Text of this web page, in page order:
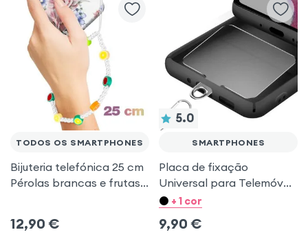
TODOS OS SMARTPHONES
Bijuteria telefónica 25 cm
Pérolas brancas e frutas
12,90 €
5.0
SMARTPHONES
Placa de fixação
Universal para Telemóvel,
Compatível Cordão e
+ 1 cor
9,90 €